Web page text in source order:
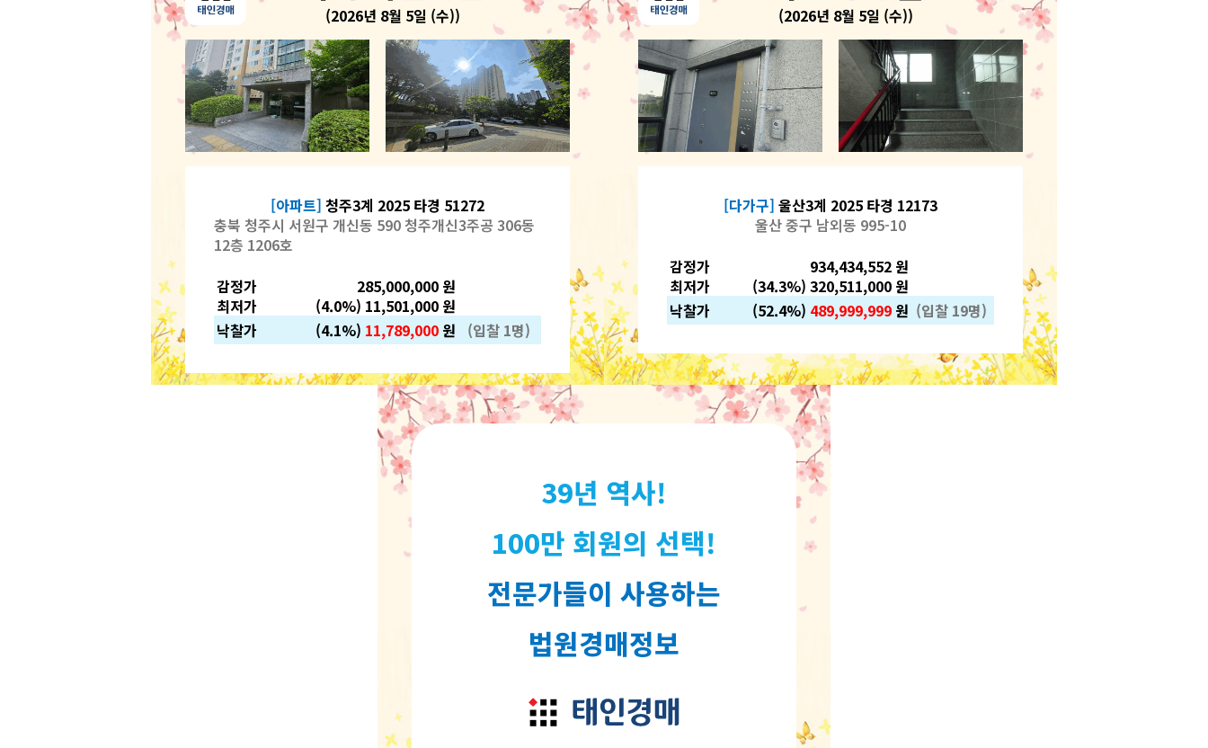
(2026년 8월 5일 (수))
[아파트] 청주3계 2025 타경 51272
충북 청주시 서원구 개신동 590 청주개신3주공 306동
12층 1206호
감정가
285,000,000 원
최저가
(4.0%) 11,501,000 원
낙찰가
(4.1%) 11,789,000 원 (입찰 1명)
(2026년 8월 5일 (수))
[다가구] 울산3계 2025 타경 12173
울산 중구 남외동 995-10
감정가
934,434,552 원
최저가
(34.3%) 320,511,000 원
낙찰가
(52.4%) 489,999,999 원 (입찰 19명)
39년 역사!
100만 회원의 선택!
전문가들이 사용하는
법원경매정보